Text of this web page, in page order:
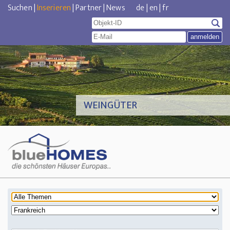
Suchen|Inserieren|Partner|News de|en|fr
WEINGÜTER